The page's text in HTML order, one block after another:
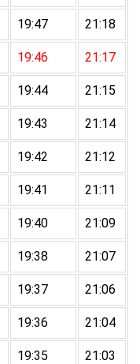
19:47 21:18
19:46 21:17
19:44 21:15
19:43 21:14
19:42 21:12
19:41 21:11
19:40 21:09
19:38 21:07
19:37 21:06
19:36 21:04
19:35 21:03